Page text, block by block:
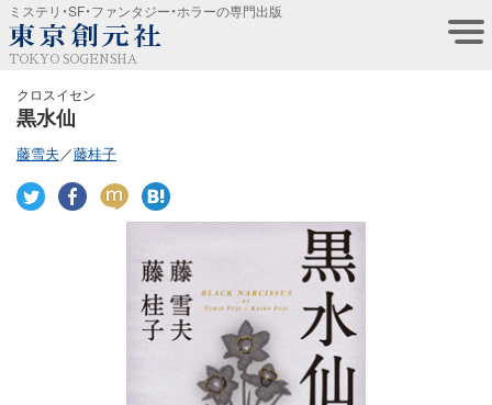
ミステリ・SF・ファンタジー・ホラーの専門出版
TOKYO SOGENSHA
クロスイセン
黒水仙
藤雪夫／藤桂子